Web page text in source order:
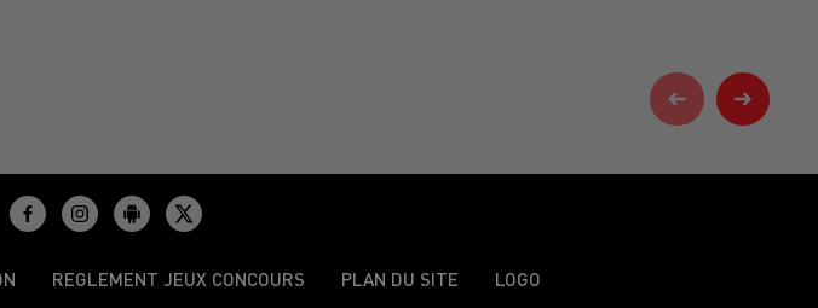
REGLEMENT JEUX CONCOURS PLAN DU SITE LOGO